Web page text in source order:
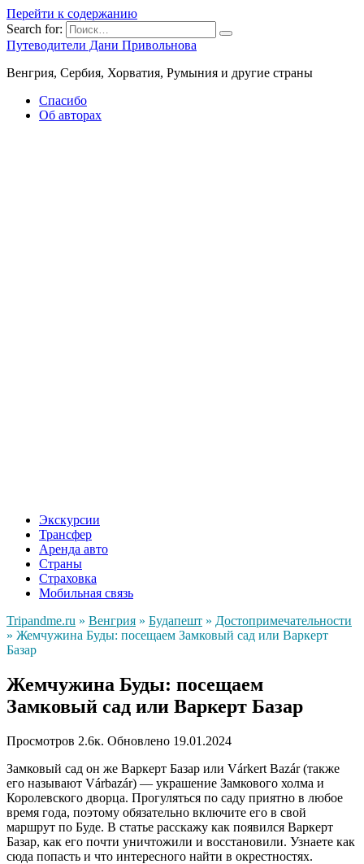
Перейти к содержанию
Search for:
Путеводители Дани Привольнова
Венгрия, Сербия, Хорватия, Румыния и другие страны
Спасибо
Об авторах
Экскурсии
Трансфер
Аренда авто
Страны
Страховка
Мобильная связь
Tripandme.ru » Венгрия » Будапешт » Достопримечательности
» Жемчужина Буды: посещаем Замковый сад или Варкерт
Базар
Жемчужина Буды: посещаем
Замковый сад или Варкерт Базар
Просмотров 2.6к. Обновлено 19.01.2024
Замковый сад он же Варкерт Базар или Várkert Bazár (также
его называют Várbazár) — украшение Замкового холма и
Королевского дворца. Прогуляться по саду приятно в любое
время года, поэтому обязательно включите его в свой
маршрут по Буде. В статье расскажу как появился Варкерт
Базар, как его почти уничтожили и восстановили. Узнаете как
сюда попасть и что интересного найти в окрестностях.